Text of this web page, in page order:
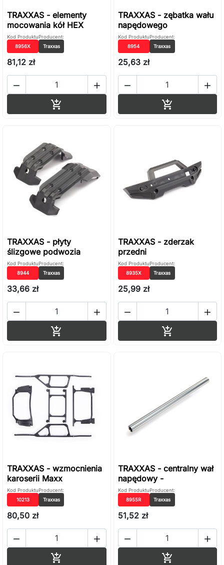
TRAXXAS - elementy
mocowania kół HEX
Kod Produktu
8956X
Producent:
Traxxas
81,12 zł
 

TRAXXAS - zębatka wału
napędowego
Kod Produktu
8954
Producent:
Traxxas
25,63 zł
 

TRAXXAS - płyty
ślizgowe podwozia
Kod Produktu
8944
Producent:
Traxxas
33,66 zł
 

TRAXXAS - zderzak
przedni
Kod Produktu
8935X
Producent:
Traxxas
25,99 zł
 

TRAXXAS - wzmocnienia
karoserii Maxx
Kod Produktu
10213
Producent:
Traxxas
80,50 zł
 

TRAXXAS - centralny wał
napędowy -
Kod Produktu
8955R
Producent:
Traxxas
51,52 zł
 
